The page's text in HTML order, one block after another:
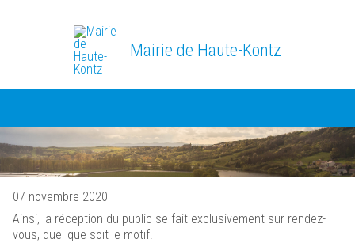
Mairie de Haute-Kontz
07 novembre 2020
Ainsi, la réception du public se fait exclusivement sur rendez-
vous, quel que soit le motif.